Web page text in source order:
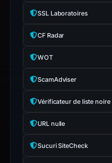
SSL Laboratoires
CF Radar
WOT
ScamAdviser
Vérificateur de liste noire
URL nulle
Sucuri SiteCheck